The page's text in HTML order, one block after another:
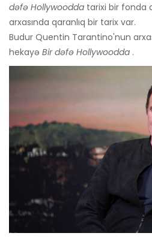
dəfə Hollywoodda tarixi bir fonda
arxasında qaranlıq bir tarix var.
Budur Quentin Tarantino'nun
hekayə Bir dəfə Hollywoodda .